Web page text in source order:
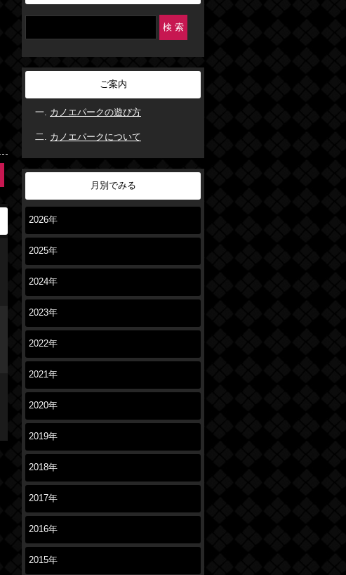
ご案内
カノエパークの遊び方
カノエパークについて
月別でみる
2026年
2025年
2024年
2023年
2022年
2021年
2020年
2019年
2018年
2017年
2016年
2015年